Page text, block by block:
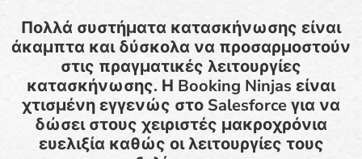
Πολλά συστήματα κατασκήνωσης είναι
άκαμπτα και δύσκολα να προσαρμοστούν
στις πραγματικές λειτουργίες
κατασκήνωσης. Η Booking Ninjas είναι
χτισμένη εγγενώς στο Salesforce για να
δώσει στους χειριστές μακροχρόνια
ευελιξία καθώς οι λειτουργίες τους